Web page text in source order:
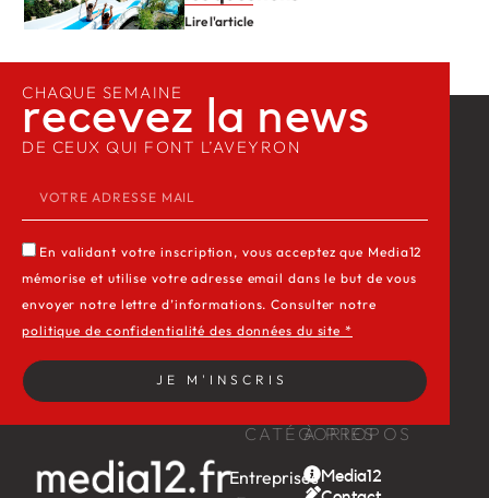
Lire l'article
CATÉGORIES
Entreprises
À PROPOS
Media12
CHAQUE SEMAINE
recevez la news​
DE CEUX QUI FONT L’AVEYRON
En validant votre inscription, vous acceptez que Media12
mémorise et utilise votre adresse email dans le but de vous
envoyer notre lettre d’informations. Consulter notre
politique de confidentialité des données du site *
JE M'INSCRIS